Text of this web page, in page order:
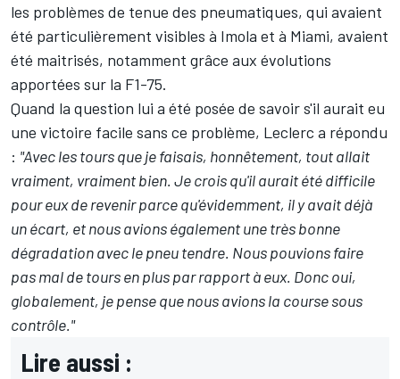
les problèmes de tenue des pneumatiques, qui avaient
été particulièrement visibles à Imola et à Miami, avaient
été maitrisés, notamment grâce aux évolutions
apportées sur la F1-75.
Quand la question lui a été posée de savoir s'il aurait eu
une victoire facile sans ce problème, Leclerc a répondu
: "Avec les tours que je faisais, honnêtement, tout allait
vraiment, vraiment bien. Je crois qu'il aurait été difficile
pour eux de revenir parce qu'évidemment, il y avait déjà
un écart, et nous avions également une très bonne
dégradation avec le pneu tendre. Nous pouvions faire
pas mal de tours en plus par rapport à eux. Donc oui,
globalement, je pense que nous avions la course sous
contrôle."
Lire aussi :